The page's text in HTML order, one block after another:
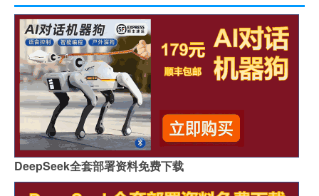
DeepSeek全套部署资料免费下载